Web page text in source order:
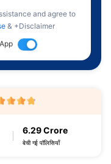
and agree to
& +Disclaimer
6.29 Crore
बेची गई पॉलिसियाँ